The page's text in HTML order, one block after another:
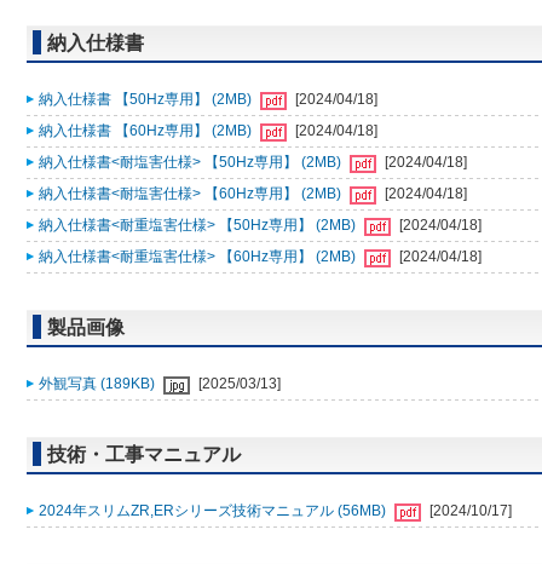
納入仕様書
納入仕様書 【50Hz専用】 (2MB)
[2024/04/18]
納入仕様書 【60Hz専用】 (2MB)
[2024/04/18]
納入仕様書<耐塩害仕様> 【50Hz専用】 (2MB)
[2024/04/18]
納入仕様書<耐塩害仕様> 【60Hz専用】 (2MB)
[2024/04/18]
納入仕様書<耐重塩害仕様> 【50Hz専用】 (2MB)
[2024/04/18]
納入仕様書<耐重塩害仕様> 【60Hz専用】 (2MB)
[2024/04/18]
製品画像
外観写真 (189KB) [2025/03/13]
技術・工事マニュアル
2024年スリムZR,ERシリーズ技術マニュアル (56MB) [2024/10/17]